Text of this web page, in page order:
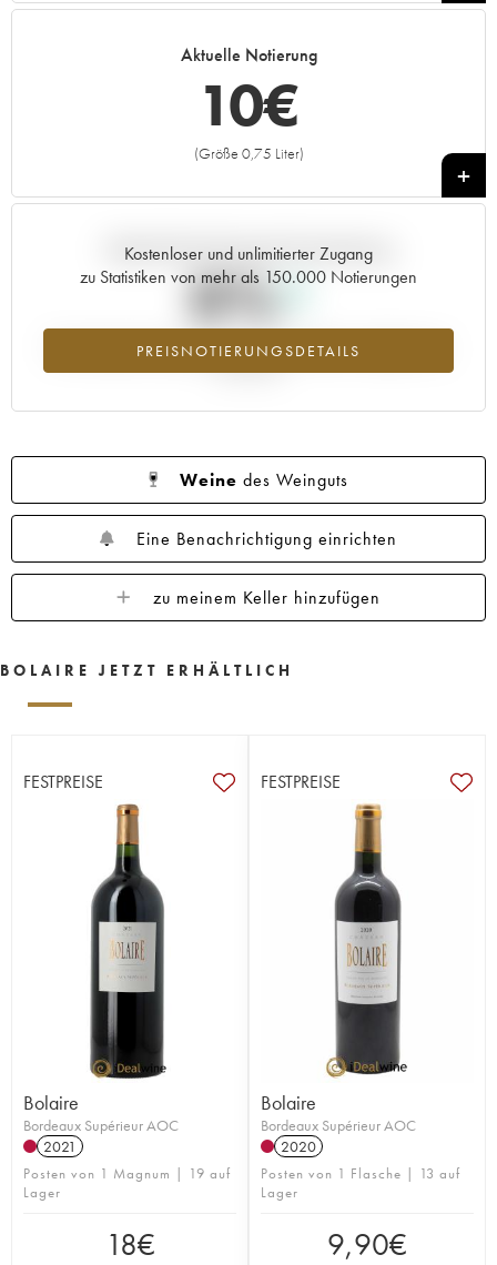
Aktuelle Notierung
10€
(Größe 0,75 Liter)
+
Kostenloser und unlimitierter Zugang
zu Statistiken von mehr als 150.000 Notierungen
PREISNOTIERUNGSDETAILS
Aktuelle Entwicklung der Preisnotierung
0%
Preisanstiegs des Jahrgangs 2020 im Jahr 2026 im Vergleich zum
Weine des Weinguts
Eine Benachrichtigung einrichten
zu meinem Keller hinzufügen
BOLAIRE JETZT ERHÄLTLICH
FESTPREISE
Bolaire
Bordeaux Supérieur AOC
2021
Posten von 1 Magnum | 19 auf
Lager
18€
FESTPREISE
Bolaire
Bordeaux Supérieur AOC
2020
Posten von 1 Flasche | 13 auf
Lager
9,90€